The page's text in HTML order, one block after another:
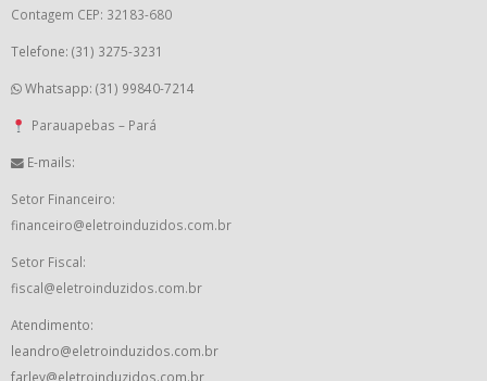
Contagem CEP: 32183-680
Telefone: (31) 3275-3231
Whatsapp: (31) 99840-7214
Parauapebas – Pará
E-mails:
Setor Financeiro:
financeiro@eletroinduzidos.com.br
Setor Fiscal:
fiscal@eletroinduzidos.com.br
Atendimento:
leandro@eletroinduzidos.com.br
farley@eletroinduzidos.com.br